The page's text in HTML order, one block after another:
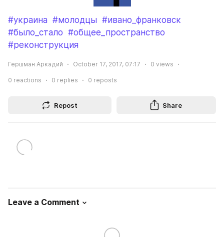
#украина #молодцы #ивано_франковск
#было_стало #общее_пространство
#реконструкция
Гершман Аркадий October 17, 2017, 07:17 0 views
0 reactions 0 replies 0 reposts
Repost Share
Leave a Comment